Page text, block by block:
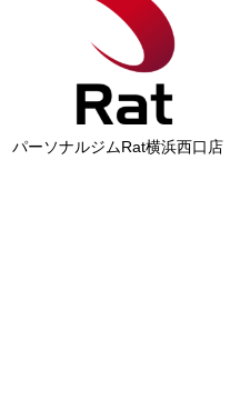
パーソナルジムRat横浜西口店